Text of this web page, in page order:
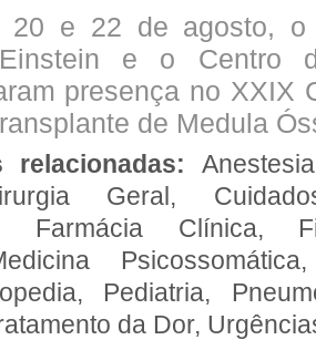
20 e 22 de agosto, o
e o Centro
presença no XXIX
de Medula
relacionadas:
Geral,
Farmácia Clínica,
Pediatria,
da Dor,